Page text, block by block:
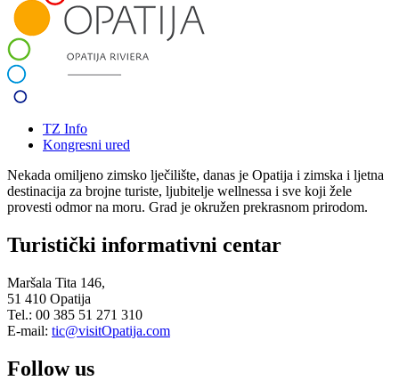
TZ Info
Kongresni ured
Nekada omiljeno zimsko lječilište, danas je Opatija i zimska i ljetna
destinacija za brojne turiste, ljubitelje wellnessa i sve koji žele
provesti odmor na moru. Grad je okružen prekrasnom prirodom.
Turistički informativni centar
Maršala Tita 146,
51 410 Opatija
Tel.: 00 385 51 271 310
E-mail: tic@visitOpatija.com
Follow us